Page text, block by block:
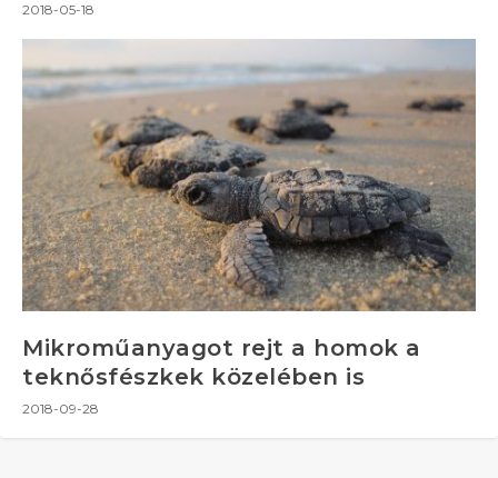
2018-05-18
Mikroműanyagot rejt a homok a
teknősfészkek közelében is
2018-09-28